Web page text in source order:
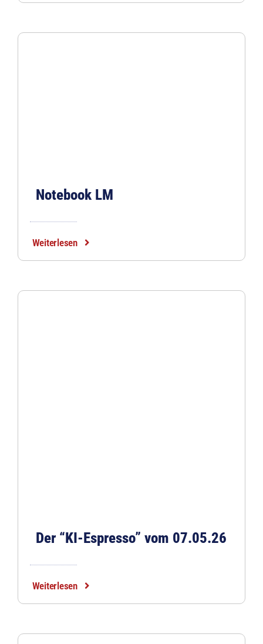
Notebook LM
Weiterlesen
Der “KI-Espresso” vom 07.05.26
Weiterlesen